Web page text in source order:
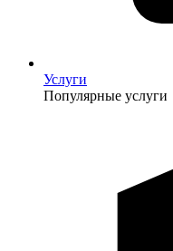
Услуги
Популярные услуги